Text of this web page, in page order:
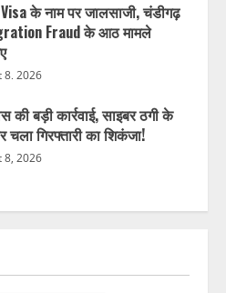
के नाम पर जालसाजी, चंडीगढ़
Fraud के आठ मामले
8, 2026
की बड़ी कार्रवाई, साइबर ठगी के
चला गिरफ्तारी का शिकंजा!
8, 2026